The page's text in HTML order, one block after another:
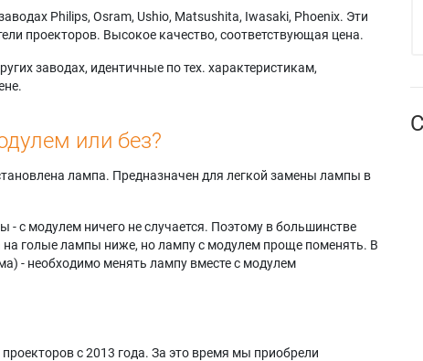
Philips, Osram, Ushio, Matsushita, Iwasaki, Phoenix. Эти
проекторов. Высокое качество, соответствующая цена.
заводах, идентичные по тех. характеристикам,
или без?
лампа. Предназначен для легкой замены лампы в
с модулем ничего не случается. Поэтому в большинстве
на голые лампы ниже, но лампу с модулем проще поменять. В
- необходимо менять лампу вместе с модулем
с 2013 года. За это время мы приобрели